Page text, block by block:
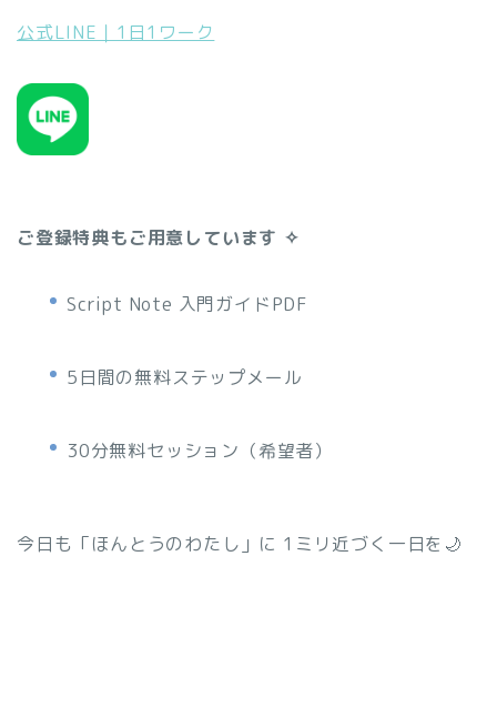
公式LINE｜1日1ワーク
ご登録特典もご用意しています ✧
Script Note 入門ガイドPDF
5日間の無料ステップメール
30分無料セッション（希望者）
今日も「ほんとうのわたし」に 1ミリ近づく一日を🌙